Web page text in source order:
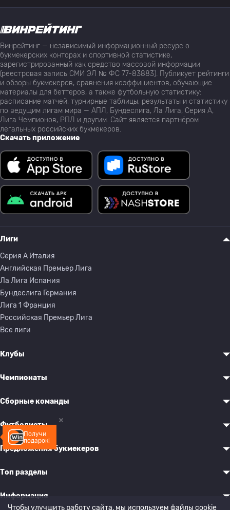
Получи
подарок!
Винрейтинг — независимый информационный ресурс о
букмекерских конторах и спортивной статистике,
зарегистрированный как средство массовой информации
(реестровая запись СМИ ЭЛ № ФС 77-83883). Публикует рейтинги
и обзоры букмекеров, сравнения коэффициентов, обучающие
материалы для беттеров, а также футбольную статистику:
расписание матчей, турнирные таблицы, результаты и статистику
по ведущим лигам мира — АПЛ, Бундеслига, Ла Лига, Серия А,
Лига Чемпионов, РПЛ и другим. Сайт является партнёром
легальных российских букмекеров.
Скачать приложение
Лиги
Серия A Италия
Английская Премьер Лига
Ла Лига Испания
Бундеслига Германия
Лига 1 Франция
Российская Премьер Лига
Все лиги
Клубы
Чемпионаты
Сборные команды
Футболисты
Предложения букмекеров
Топ разделы
Информация
Чтобы улучшить работу сайта, мы используем файлы cookie